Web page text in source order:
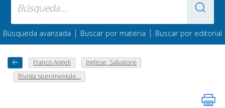
Búsqueda avanzada | Buscar por materia | Buscar por editorial
Franco Angeli
Inglese, Salvatore
Rivista sperimentale...